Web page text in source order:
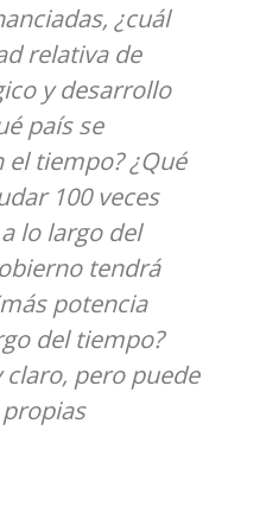
¿cuál
relativa de
y desarrollo
país se
tiempo? ¿Qué
100 veces
lo largo del
tendrá
potencia
del tiempo?
claro, pero puede